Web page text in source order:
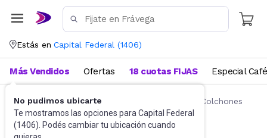
Estás en Capital Federal (1406)
No pudimos ubicarte
Te mostramos las opciones para Capital Federal
(1406). Podés cambiar tu ubicación cuando
Más Vendidos Ofertas 18 cuotas FIJAS Especial Café
Ropa de cama Fundas y Protectores para Colchones